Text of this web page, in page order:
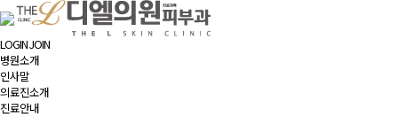
LOGINJOIN
병원소개
인사말
의료진소개
진료안내